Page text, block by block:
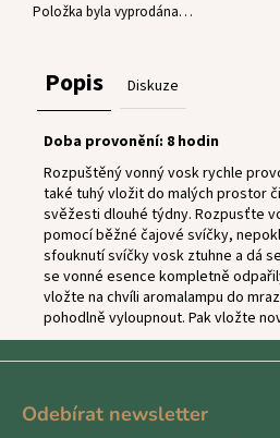
Položka byla vyprodána…
Popis Diskuze
Doba provonění: 8 hodin
Rozpuštěný vonný vosk rychle
také tuhý vložit do malých prostor
svěžesti dlouhé týdny. Rozpusťte
pomocí běžné čajové svíčky,
sfouknutí svíčky vosk ztuhne a dá
se vonné esence kompletně
vložte na chvíli aromalampu do
pohodlně vyloupnout. Pak vložte
Odebírat newsletter